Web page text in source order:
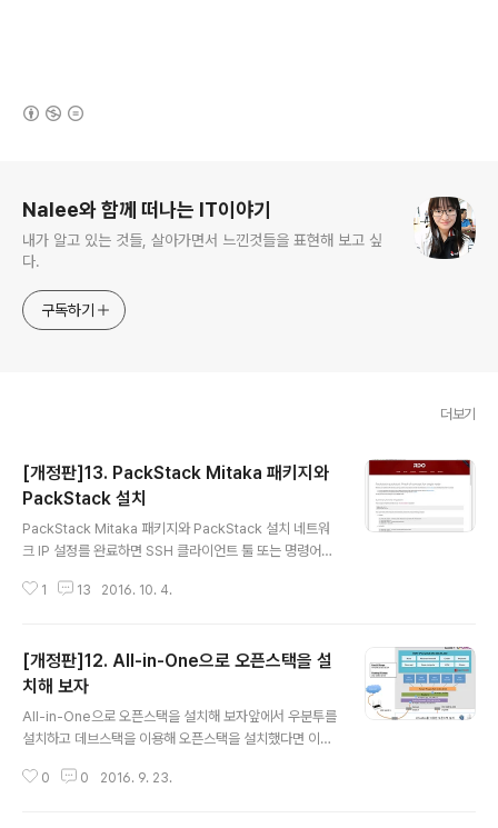
Nalee와 함께 떠나는 IT이야기
내가 알고 있는 것들, 살아가면서 느낀것들을 표현해 보고 싶
다.
구독하기
더보기
[개정판]13. PackStack Mitaka 패키지와
PackStack 설치
PackStack Mitaka 패키지와 PackStack 설치 네트워
크 IP 설정를 완료하면 SSH 클라이언트 툴 또는 명령어를
8.56.102로 할당 받았으므로 SSH 접속 시 192.168.56.
는 Mitaka를 설치할 예정이므로 Mitaka 패키지를 받아오
겠습니다. 1. 레드햇에서 제공하는 RDO공식 문서(http
s://www.rdoproject.org/install/quickstart/)를 참조
하여 아래와 같이 레파지토리 RPM을 설치합니다. [root
1 13 2016. 10. 4.
[개정판]12. All-in-One으로 오픈스택을 설
치해 보자
All-in-One으로 오픈스택을 설치해 보자앞에서 우분투를
설치하고 데브스택을 이용해 오픈스택을 설치했다면 이번
ck을 이용해서 오픈스택을 설치하겠습니다. PackStack
0 0 2016. 9. 23.